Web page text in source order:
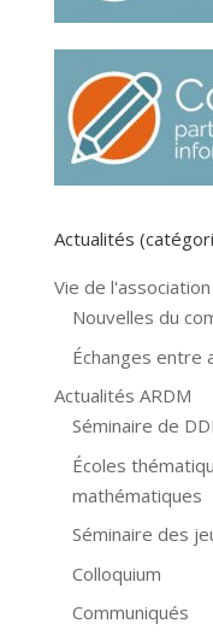
Actualités
Vie de l'association
Nouvelles du
Échanges entre
Actualités ARDM
Séminaire de
Écoles
mathématiques
Séminaire des
Colloquium
Communiqués